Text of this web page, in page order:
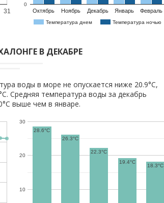
31
Температура днем Температура ночью
Октябрь Ноябрь Декабрь Январь Февраль
0
В ДЕКАБРЕ
воды в море не опускается ниже 20.9°C,
Средняя температура воды за декабрь
выше чем в январе.
10
20
30
28.6°C
26.3°C
22.3°C
19.4°C
18.3°C